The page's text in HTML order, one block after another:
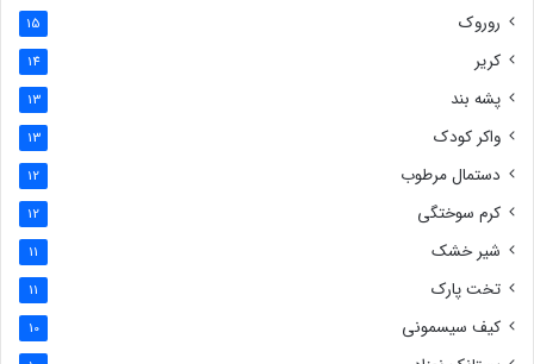
روروک 15
کریر 14
پشه بند 13
واکر کودک 13
دستمال مرطوب 12
کرم سوختگی 12
شیر خشک 11
تخت پارک 11
کیف سیسمونی 10